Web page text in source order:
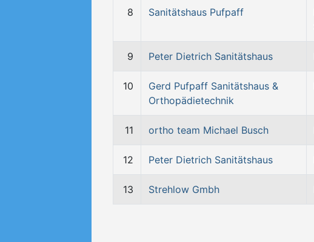
8 Sanitätshaus Pufpaff
9 Peter Dietrich Sanitätshaus
10
Gerd Pufpaff Sanitätshaus &
Orthopädietechnik
11 ortho team Michael Busch
12 Peter Dietrich Sanitätshaus
13 Strehlow Gmbh